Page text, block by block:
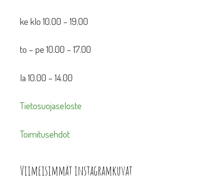
ke klo 10.00 – 19.00
to – pe 10.00 – 17.00
la 10.00 – 14.00
Tietosuojaseloste
Toimitusehdot
Viimeisimmät instagramkuvat